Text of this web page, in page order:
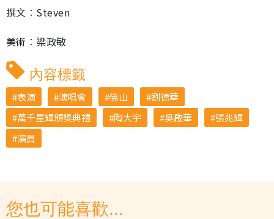
撰文︰Steven
美術︰梁政敏
內容標籤
表演 演唱會 佛山
劉德華
萬千星輝頒獎典禮
陶大宇 吳啟華
張兆輝
演員
您也可能喜歡...